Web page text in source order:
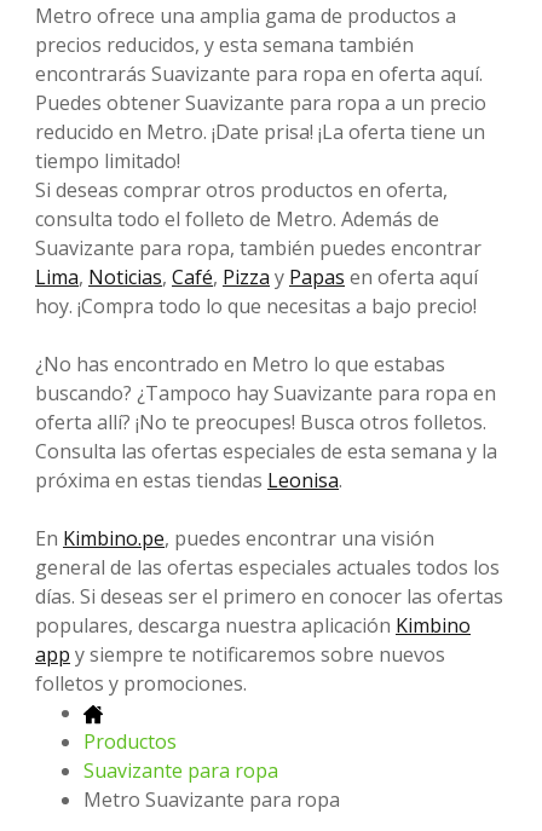
Metro ofrece una amplia gama de productos a
precios reducidos, y esta semana también
encontrarás Suavizante para ropa en oferta aquí.
Puedes obtener Suavizante para ropa a un precio
reducido en Metro. ¡Date prisa! ¡La oferta tiene un
tiempo limitado!
Si deseas comprar otros productos en oferta,
consulta todo el folleto de Metro. Además de
Suavizante para ropa, también puedes encontrar
Lima, Noticias, Café, Pizza y Papas en oferta aquí
hoy. ¡Compra todo lo que necesitas a bajo precio!
¿No has encontrado en Metro lo que estabas
buscando? ¿Tampoco hay Suavizante para ropa en
oferta allí? ¡No te preocupes! Busca otros folletos.
Consulta las ofertas especiales de esta semana y la
próxima en estas tiendas Leonisa.
En Kimbino.pe, puedes encontrar una visión
general de las ofertas especiales actuales todos los
días. Si deseas ser el primero en conocer las ofertas
populares, descarga nuestra aplicación Kimbino
app y siempre te notificaremos sobre nuevos
folletos y promociones.
Productos
Suavizante para ropa
Metro Suavizante para ropa